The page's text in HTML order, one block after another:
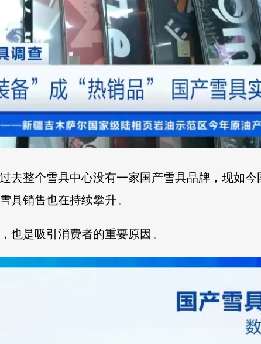
去整个雪具中心没有一家国产雪具品牌，现如
具销售也在持续攀升。
也是吸引消费者的重要原因。